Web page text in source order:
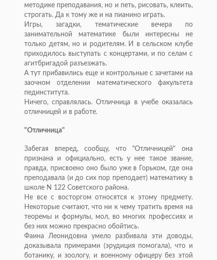
методике преподавания, но и петь, рисовать, клеить,
строгать. Да к тому же и на пианино играть.
Игры, загадки, тематические вечера по
занимательной математике были интересны не
только детям, но и родителям. И в сельском клубе
приходилось выступать с концертами, и по селам с
агитбригадой разъезжать.
А тут прибавились еще и контрольные с зачетами на
заочном отделении математического факультета
пединститута.
Ничего, справлялась. Отличница в учебе оказалась
отличницей и в работе.
"Отличница"
Забегая вперед, сообщу, что "Отличницей" она
признана и официально, есть у нее такое звание,
правда, присвоено оно было уже в Горьком, где она
преподавала (и до сих пор преподает) математику в
школе N 122 Советского района.
Не все с восторгом относятся к этому предмету.
Некоторые считают, что ни к чему тратить время на
теоремы и формулы, мол, во многих профессиях и
без них можно прекрасно обойтись.
Фаина Леонидовна умело разбивала эти доводы,
доказывала примерами (эрудиция помогала), что и
ботанику, и зоологу, и военному офицеру без этой